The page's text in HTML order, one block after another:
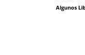
Algunos